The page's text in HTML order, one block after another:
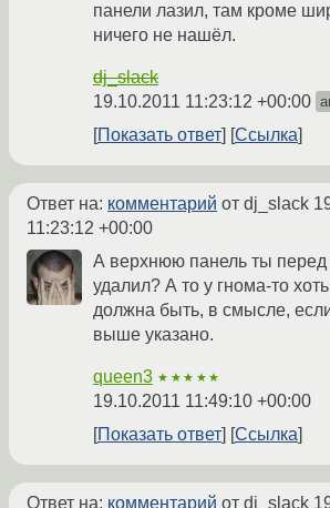
панели лазил, там кроме
ничего не нашёл.
dj_slack
19.10.2011 11:23:12 +00:00
Показать ответ Ссылка
Ответ на: комментарий от dj_slack
11:23:12 +00:00
А верхнюю панель ты перед
удалил? А то у гнома-то
должна быть, в смысле,
выше указано.
queen3 ★★★★★
19.10.2011 11:49:10 +00:00
Показать ответ
Ссылка
Ответ на: комментарий от dj_slack